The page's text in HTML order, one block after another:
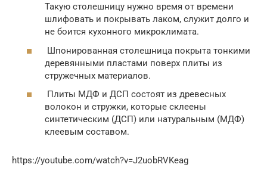
Такую столешницу нужно время от времени
шлифовать и покрывать лаком, служит долго и
не боится кухонного микроклимата.
Шпонированная столешница покрыта тонкими
деревянными пластами поверх плиты из
стружечных материалов.
Плиты МДФ и ДСП состоят из древесных
волокон и стружки, которые склеены
синтетическим (ДСП) или натуральным (МДФ)
клеевым составом.
https://youtube.com/watch?v=J2uobRVKeag